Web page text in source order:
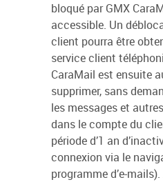
bloqué par GMX
accessible. Un
client pourra être
service client
CaraMail est ensuite
supprimer, sans
les messages et
dans le compte du
période d’1 an
connexion via le
programme d’e-